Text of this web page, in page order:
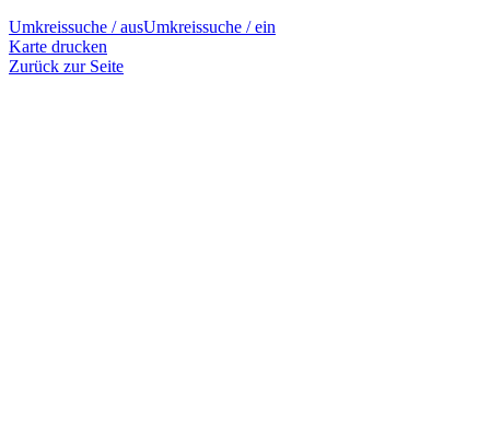
Umkreissuche / ausUmkreissuche / ein
Karte drucken
Zurück zur Seite